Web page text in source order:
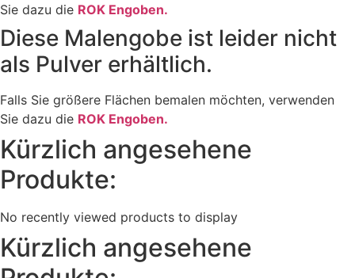
Sie dazu die ROK Engoben.
Diese Malengobe ist leider nicht
als Pulver erhältlich.
Falls Sie größere Flächen bemalen möchten, verwenden
Sie dazu die ROK Engoben.
Kürzlich angesehene
Produkte:
No recently viewed products to display
Kürzlich angesehene